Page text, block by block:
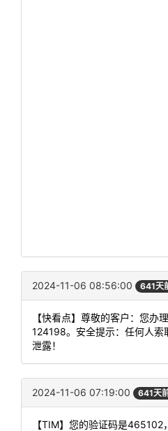
2024-11-06 08:56:00 641天
【快看点】尊敬的客户：您办
124198。安全提示：任何人索
泄露！
2024-11-06 07:19:00 641天
【TIM】您的验证码是